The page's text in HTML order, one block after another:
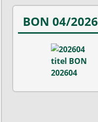
BON 04/2026